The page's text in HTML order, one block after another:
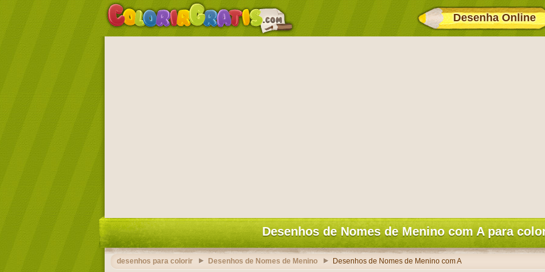
Desenha Online
Desenhos de Nomes de Menino com A para
desenhos para colorir Desenhos de Nomes de Menino Desenhos de Nomes de Menino com A